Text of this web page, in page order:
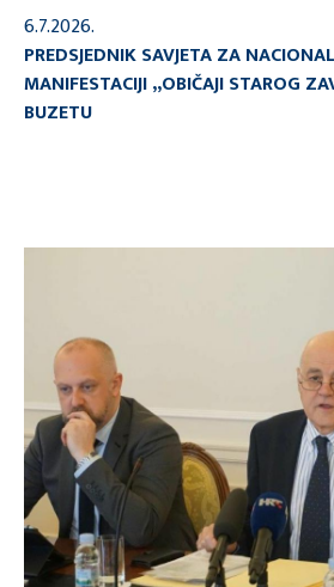
6.7.2026.
PREDSJEDNIK SAVJETA ZA
MANIFESTACIJI „OBIČAJI STAROG
BUZETU